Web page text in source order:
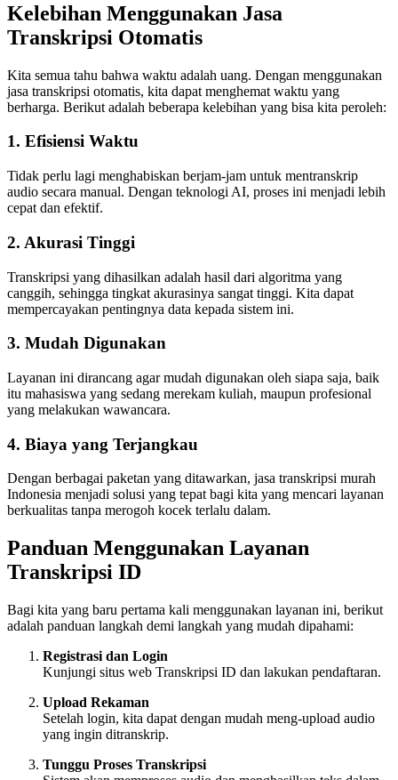
Kelebihan Menggunakan Jasa
Transkripsi Otomatis
Kita semua tahu bahwa waktu adalah uang. Dengan menggunakan
jasa transkripsi otomatis, kita dapat menghemat waktu yang
berharga. Berikut adalah beberapa kelebihan yang bisa kita peroleh:
1. Efisiensi Waktu
Tidak perlu lagi menghabiskan berjam-jam untuk mentranskrip
audio secara manual. Dengan teknologi AI, proses ini menjadi lebih
cepat dan efektif.
2. Akurasi Tinggi
Transkripsi yang dihasilkan adalah hasil dari algoritma yang
canggih, sehingga tingkat akurasinya sangat tinggi. Kita dapat
mempercayakan pentingnya data kepada sistem ini.
3. Mudah Digunakan
Layanan ini dirancang agar mudah digunakan oleh siapa saja, baik
itu mahasiswa yang sedang merekam kuliah, maupun profesional
yang melakukan wawancara.
4. Biaya yang Terjangkau
Dengan berbagai paketan yang ditawarkan, jasa transkripsi murah
Indonesia menjadi solusi yang tepat bagi kita yang mencari layanan
berkualitas tanpa merogoh kocek terlalu dalam.
Panduan Menggunakan Layanan
Transkripsi ID
Bagi kita yang baru pertama kali menggunakan layanan ini, berikut
adalah panduan langkah demi langkah yang mudah dipahami:
Registrasi dan Login
Kunjungi situs web Transkripsi ID dan lakukan pendaftaran.
Upload Rekaman
Setelah login, kita dapat dengan mudah meng-upload audio
yang ingin ditranskrip.
Tunggu Proses Transkripsi